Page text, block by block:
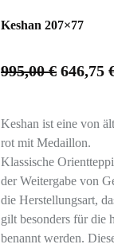
Keshan 207×77
995,00€ 646,75
Keshan ist eine von
rot mit Medaillon.
Klassische
der Weitergabe von
die Herstellungsart,
gilt besonders für die
benannt werden.